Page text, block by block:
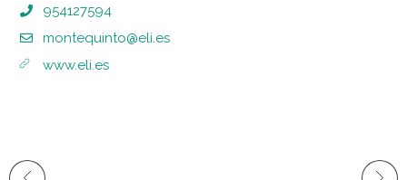
954127594
montequinto@eli.es
www.eli.es